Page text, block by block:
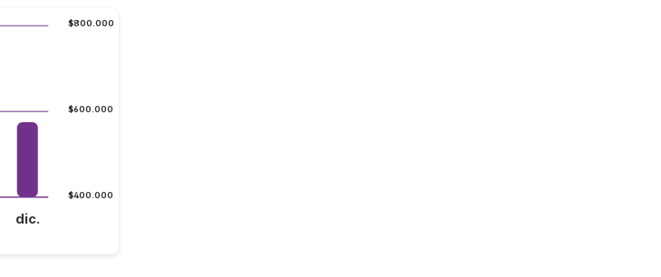
$400.000
$600.000
$800.000
dic.